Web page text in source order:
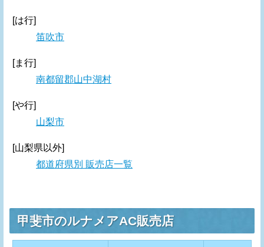
[は行]
笛吹市
[ま行]
南都留郡山中湖村
[や行]
山梨市
[山梨県以外]
都道府県別 販売店一覧
甲斐市のルナメアAC販売店